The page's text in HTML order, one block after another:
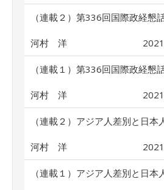
（連載２）第336回国際政経懇
河村 洋
（連載１）第336回国際政経懇
河村 洋
（連載２）アジア人差別と日
河村 洋
（連載１）アジア人差別と日